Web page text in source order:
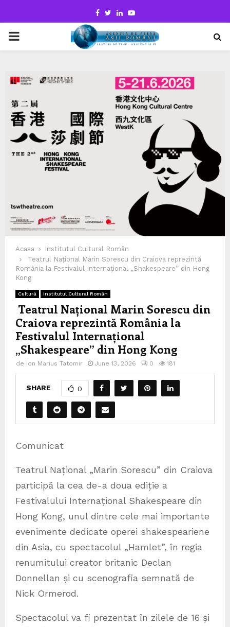
Facebook
TwitterLinkedinYoutube
PRIMARY
Acasa
Institutul Cultural Român
Teatrul Național Marin Sorescu din Craiova reprezintă
România la Festivalul Internațional „Shakespeare” din Hong
Kong
Cultură Institutul Cultural Român
Teatrul Național Marin Sorescu din
Craiova reprezintă România la
Festivalul Internațional
„Shakespeare” din Hong Kong
de Ion Marius Tatomir June 13, 2026 0 181
SHARE 0
Comunicat
Teatrul Național „Marin Sorescu” din Craiova
participă la cea de-a doua ediție a
Festivalului Internațional Shakespeare din
Hong Kong, unul dintre cele mai importante
evenimente dedicate operei shakespeariene
din Asia, cu spectacolul „Hamlet”, în regia
renumitului creator britanic Declan
Donnellan și cu scenografia semnată de
Nick Ormerod.
Spectacolul va fi prezentat în zilele de 16 și